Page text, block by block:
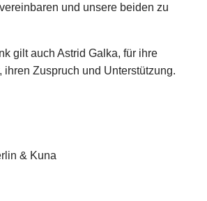
und unsere beiden zu
gilt auch Astrid Galka, für ihre
ihren Zuspruch und Unterstützung.
& Kuna